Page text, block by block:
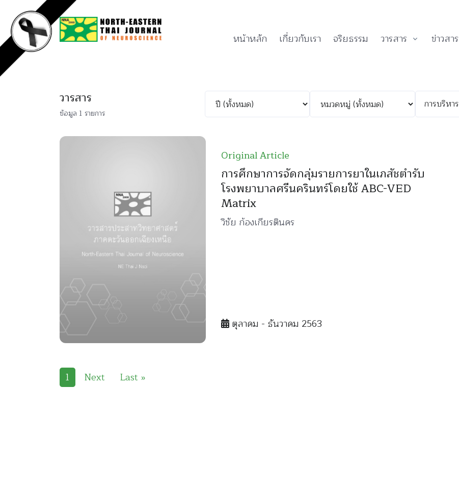
หน้าหลัก เกี่ยวกับเรา จริยธรรม วารสาร ข่าวสาร
วารสาร
ข้อมูล 1 รายการ
Original Article
การศึกษาการจัดกลุ่มรายการยาในเภสัชตำรับ
โรงพยาบาลศรีนครินทร์โดยใช้ ABC-VED
Matrix
วิชัย ก้องเกียรตินคร
ตุลาคม - ธันวาคม 2563
1 Next Last »